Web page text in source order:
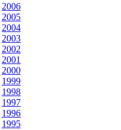
2006
2005
2004
2003
2002
2001
2000
1999
1998
1997
1996
1995